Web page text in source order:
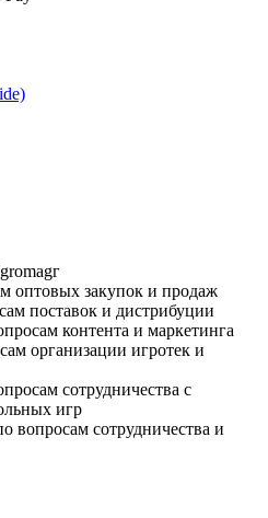
оптовых закупок и продаж
поставок и дистрибуции
контента и маркетинга
организации игротек и
сотрудничества с
игр
вопросам сотрудничества и